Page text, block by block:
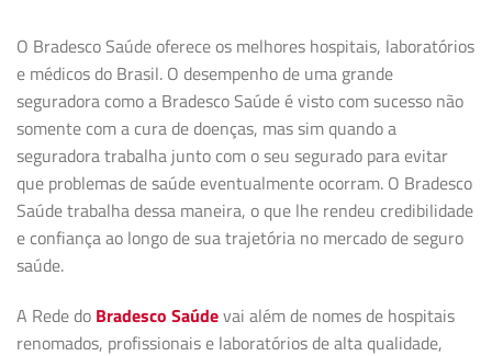
O Bradesco Saúde oferece os melhores hospitais, laboratórios
e médicos do Brasil. O desempenho de uma grande
seguradora como a Bradesco Saúde é visto com sucesso não
somente com a cura de doenças, mas sim quando a
seguradora trabalha junto com o seu segurado para evitar
que problemas de saúde eventualmente ocorram. O Bradesco
Saúde trabalha dessa maneira, o que lhe rendeu credibilidade
e confiança ao longo de sua trajetória no mercado de seguro
saúde.
A Rede do Bradesco Saúdevai além de nomes de hospitais
renomados, profissionais e laboratórios de alta qualidade,